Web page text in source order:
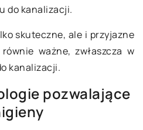
do kanalizacji.
skuteczne, ale i przyjazne
ważne, zwłaszcza w
kanalizacji.
pozwalające